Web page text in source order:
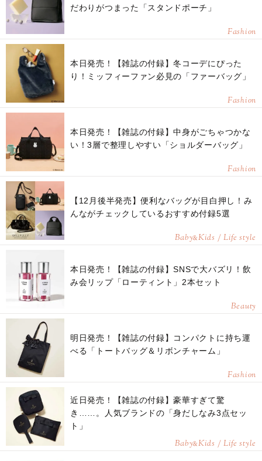
だわりがつまった「スタンドポーチ」
Fashion
本日発売！【雑誌の付録】冬コーデにぴった
り！ミッフィーファン必見の「ファーバッグ」
Fashion
本日発売！【雑誌の付録】中身がごちゃつかな
い！3層で整理しやすい「ショルダーバッグ」
Fashion
【12月後半発売】便利なバッグが目白押し！み
んながチェックしているおすすめ付録5選
Baby&Kids / Life style
本日発売！【雑誌の付録】SNSで大バズリ！飲
み会リップ「ローティント」2本セット
Beauty
明日発売！【雑誌の付録】コンパクトに持ち運
べる「トートバッグ＆リボンチャーム」
Fashion
近日発売！【雑誌の付録】豪華すぎて驚
き……。人気ブランドの「身だしなみ3点セッ
ト」
Baby&Kids / Life style